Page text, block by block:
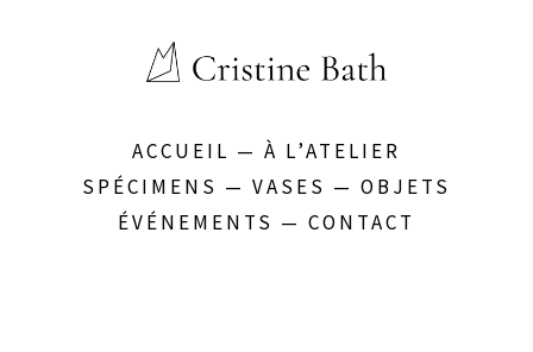
ACCUEIL — À L’ATELIER
SPÉCIMENS — VASES — OBJETS
ÉVÉNEMENTS — CONTACT